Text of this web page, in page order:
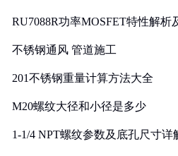
RU7088R功率MOSFET特性解
不锈钢通风 管道施工
201不锈钢重量计算方法大全
M20螺纹大径和小径是多少
1-1/4 NPT螺纹参数及底孔尺寸详